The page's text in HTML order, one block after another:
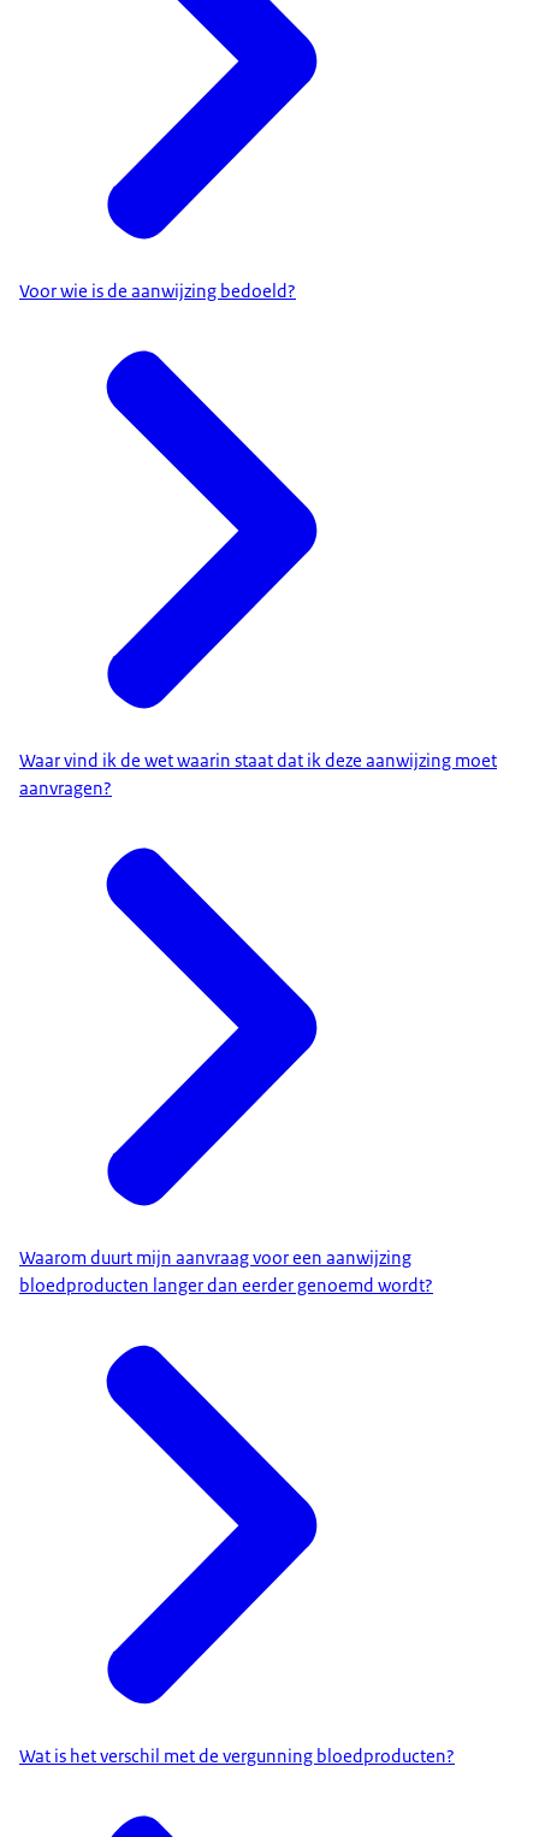
Voor wie is de aanwijzing bedoeld?
Waar vind ik de wet waarin staat dat ik deze aanwijzing moet
aanvragen?
Waarom duurt mijn aanvraag voor een aanwijzing
bloedproducten langer dan eerder genoemd wordt?
Wat is het verschil met de vergunning bloedproducten?